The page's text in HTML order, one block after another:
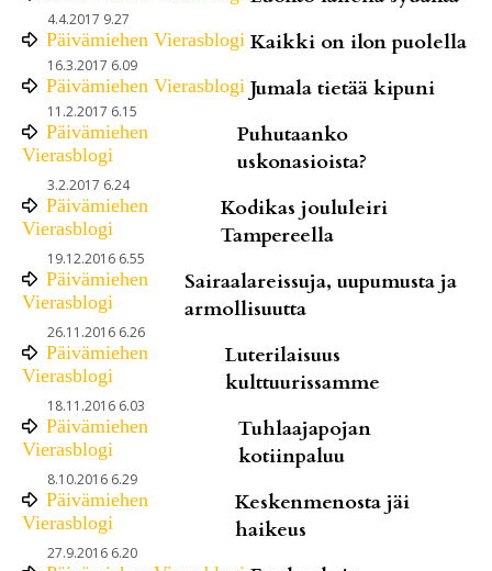
4.4.2017 9.27
Päivämiehen Vierasblogi Kaikki on ilon puolella
16.3.2017 6.09
Päivämiehen Vierasblogi Jumala tietää kipuni
11.2.2017 6.15
Päivämiehen
Vierasblogi
Puhutaanko
uskonasioista?
3.2.2017 6.24
Päivämiehen
Vierasblogi
Kodikas joululeiri
Tampereella
19.12.2016 6.55
Päivämiehen
Vierasblogi
Sairaalareissuja, uupumusta ja
armollisuutta
26.11.2016 6.26
Päivämiehen
Vierasblogi
Luterilaisuus
kulttuurissamme
18.11.2016 6.03
Päivämiehen
Vierasblogi
Tuhlaajapojan
kotiinpaluu
8.10.2016 6.29
Päivämiehen
Vierasblogi
Keskenmenosta jäi
haikeus
27.9.2016 6.20